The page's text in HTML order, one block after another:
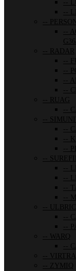
RADAR
RUAG
WARQ
VIRTRA
ZYMIQ